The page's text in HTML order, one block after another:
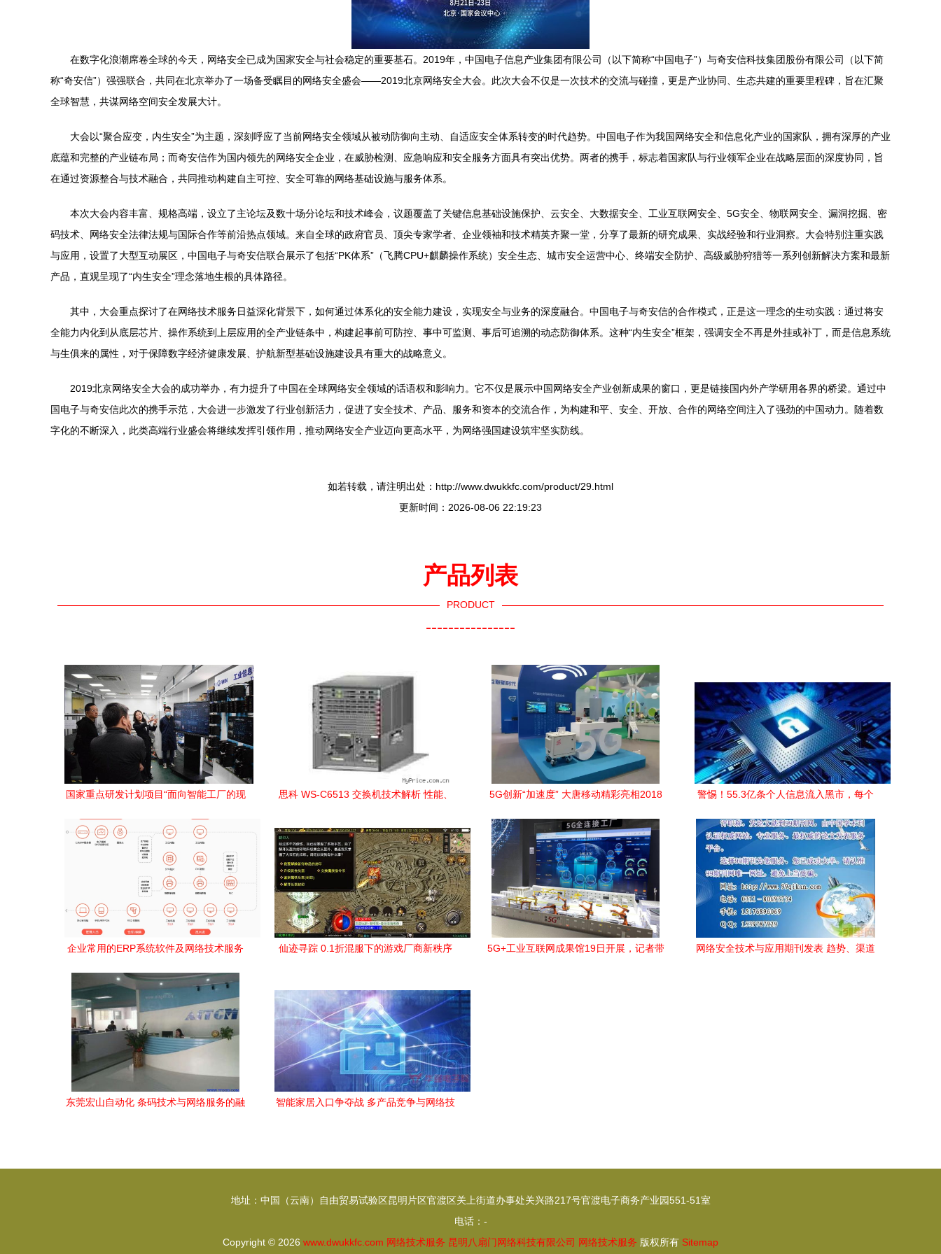
在数字化浪潮席卷全球的今天，网络安全已成为国家安全与社会稳定的重要基石。2019年，中国电子信息产业集团有限公司（以下简称“中国电子”）与奇安信科技集团股份有限公司（以下简
称“奇安信”）强强联合，共同在北京举办了一场备受瞩目的网络安全盛会——2019北京网络安全大会。此次大会不仅是一次技术的交流与碰撞，更是产业协同、生态共建的重要里程碑，旨在汇聚
全球智慧，共谋网络空间安全发展大计。
大会以“聚合应变，内生安全”为主题，深刻呼应了当前网络安全领域从被动防御向主动、自适应安全体系转变的时代趋势。中国电子作为我国网络安全和信息化产业的国家队，拥有深厚的产业
底蕴和完整的产业链布局；而奇安信作为国内领先的网络安全企业，在威胁检测、应急响应和安全服务方面具有突出优势。两者的携手，标志着国家队与行业领军企业在战略层面的深度协同，旨
在通过资源整合与技术融合，共同推动构建自主可控、安全可靠的网络基础设施与服务体系。
本次大会内容丰富、规格高端，设立了主论坛及数十场分论坛和技术峰会，议题覆盖了关键信息基础设施保护、云安全、大数据安全、工业互联网安全、5G安全、物联网安全、漏洞挖掘、密
码技术、网络安全法律法规与国际合作等前沿热点领域。来自全球的政府官员、顶尖专家学者、企业领袖和技术精英齐聚一堂，分享了最新的研究成果、实战经验和行业洞察。大会特别注重实践
与应用，设置了大型互动展区，中国电子与奇安信联合展示了包括“PK体系”（飞腾CPU+麒麟操作系统）安全生态、城市安全运营中心、终端安全防护、高级威胁狩猎等一系列创新解决方案和最新
产品，直观呈现了“内生安全”理念落地生根的具体路径。
其中，大会重点探讨了在网络技术服务日益深化背景下，如何通过体系化的安全能力建设，实现安全与业务的深度融合。中国电子与奇安信的合作模式，正是这一理念的生动实践：通过将安
全能力内化到从底层芯片、操作系统到上层应用的全产业链条中，构建起事前可防控、事中可监测、事后可追溯的动态防御体系。这种“内生安全”框架，强调安全不再是外挂或补丁，而是信息系统
与生俱来的属性，对于保障数字经济健康发展、护航新型基础设施建设具有重大的战略意义。
2019北京网络安全大会的成功举办，有力提升了中国在全球网络安全领域的话语权和影响力。它不仅是展示中国网络安全产业创新成果的窗口，更是链接国内外产学研用各界的桥梁。通过中
国电子与奇安信此次的携手示范，大会进一步激发了行业创新活力，促进了安全技术、产品、服务和资本的交流合作，为构建和平、安全、开放、合作的网络空间注入了强劲的中国动力。随着数
字化的不断深入，此类高端行业盛会将继续发挥引领作用，推动网络安全产业迈向更高水平，为网络强国建设筑牢坚实防线。
如若转载，请注明出处：http://www.dwukkfc.com/product/29.html
更新时间：2026-08-06 22:19:23
产品列表
PRODUCT
----------------
国家重点研发计划项目“面向智能工厂的现
期检查
思科 WS-C6513 交换机技术解析 性能、
5G创新“加速度” 大唐移动精彩亮相2018
警惕！55.3亿条个人信息流入黑市，每个
企业常用的ERP系统软件及网络技术服务
仙迹寻踪 0.1折混服下的游戏厂商新秩序
5G+工业互联网成果馆19日开展，记者带
网络安全技术与应用期刊发表 趋势、渠道
东莞宏山自动化 条码技术与网络服务的融
智能家居入口争夺战 多产品竞争与网络技
地址：中国（云南）自由贸易试验区昆明片区官渡区关上街道办事处关兴路217号官渡电子商务产业园551-51室
电话：-
Copyright © 2026 www.dwukkfc.com 网络技术服务 昆明八扇门网络科技有限公司 网络技术服务 版权所有 Sitemap